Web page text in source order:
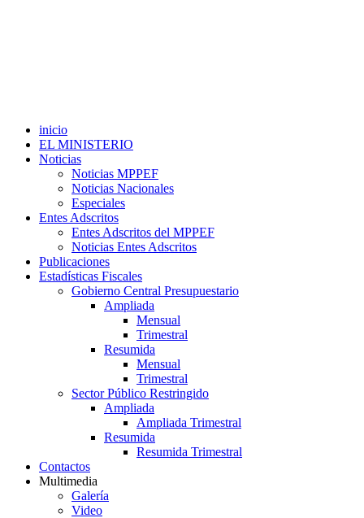
inicio
EL MINISTERIO
Noticias
Noticias MPPEF
Noticias Nacionales
Especiales
Entes Adscritos
Entes Adscritos del MPPEF
Noticias Entes Adscritos
Publicaciones
Estadísticas Fiscales
Gobierno Central Presupuestario
Ampliada
Mensual
Trimestral
Resumida
Mensual
Trimestral
Sector Público Restringido
Ampliada
Ampliada Trimestral
Resumida
Resumida Trimestral
Contactos
Multimedia
Galería
Video